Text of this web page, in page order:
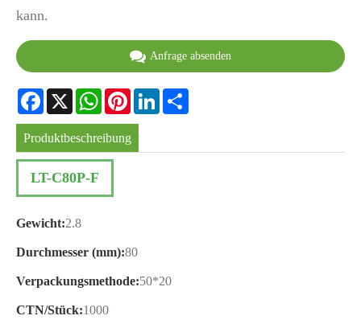
kann.
Anfrage absenden
Facebook
X WhatsAppPinterestLinkedIn
Produktbeschreibung
LT-C80P-F
Gewicht:2.8
Durchmesser (mm):80
Verpackungsmethode:50*20
CTN/Stück:1000